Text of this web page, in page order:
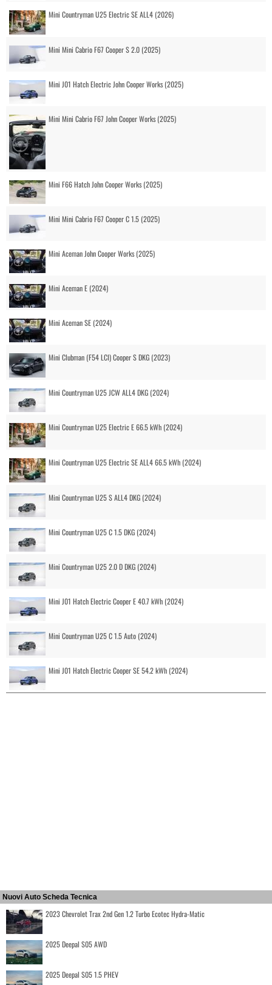
Mini Countryman U25 Electric SE ALL4 (2026)
Mini Mini Cabrio F67 Cooper S 2.0 (2025)
Mini J01 Hatch Electric John Cooper Works (2025)
Mini Mini Cabrio F67 John Cooper Works (2025)
Mini F66 Hatch John Cooper Works (2025)
Mini Mini Cabrio F67 Cooper C 1.5 (2025)
Mini Aceman John Cooper Works (2025)
Mini Aceman E (2024)
Mini Aceman SE (2024)
Mini Clubman (F54 LCI) Cooper S DKG (2023)
Mini Countryman U25 JCW ALL4 DKG (2024)
Mini Countryman U25 Electric E 66.5 kWh (2024)
Mini Countryman U25 Electric SE ALL4 66.5 kWh (2024)
Mini Countryman U25 S ALL4 DKG (2024)
Mini Countryman U25 C 1.5 DKG (2024)
Mini Countryman U25 2.0 D DKG (2024)
Mini J01 Hatch Electric Cooper E 40.7 kWh (2024)
Mini Countryman U25 C 1.5 Auto (2024)
Mini J01 Hatch Electric Cooper SE 54.2 kWh (2024)
Nuovi Auto Scheda Tecnica
2023 Chevrolet Trax 2nd Gen 1.2 Turbo Ecotec Hydra-Matic
2025 Deepal S05 AWD
2025 Deepal S05 1.5 PHEV